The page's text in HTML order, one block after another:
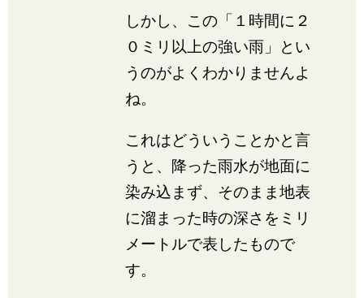
しかし、この「１時間に２
０ミリ以上の強い雨」とい
うのがよくわかりませんよ
ね。
これはどういうことかと言
うと、降った雨水が地面に
染み込まず、そのまま地表
に溜まった時の深さをミリ
メートルで表したもので
す。